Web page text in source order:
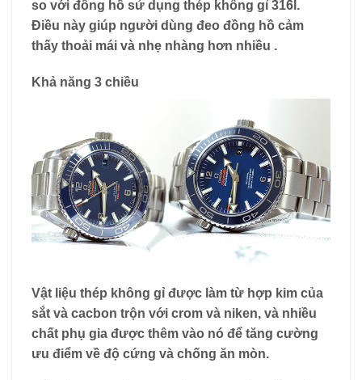
so với đồng hồ sử dụng thép không gỉ 316l.
Điều này giúp người dùng đeo đồng hồ cảm
thấy thoải mái và nhẹ nhàng hơn nhiều .
Khả năng 3 chiều
Vật liệu thép không gỉ được làm từ hợp kim của
sắt và cacbon trộn với crom và niken, và nhiều
chất phụ gia được thêm vào nó để tăng cường
ưu điểm về độ cứng và chống ăn mòn.